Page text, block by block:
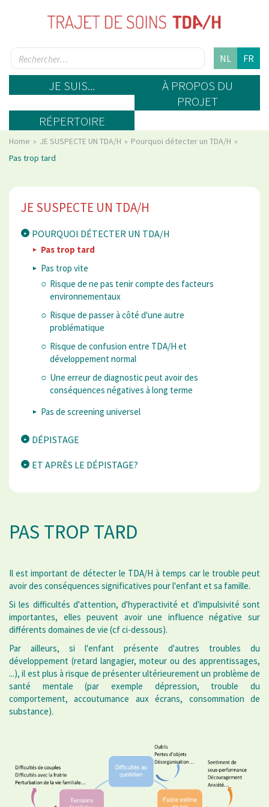
NL FR
JE SUIS...
À PROPOS DU
PROJET
RÉPERTOIRE
Home JE SUSPECTE UN TDA/H
Pourquoi détecter un TDA/H
Pas trop tard
JE SUSPECTE UN TDA/H
POURQUOI DÉTECTER UN TDA/H
Pas trop tard
Pas trop vite
Risque de ne pas tenir compte des facteurs
environnementaux
Risque de passer à côté d'une autre
problématique
Risque de confusion entre TDA/H et
développement normal
Une erreur de diagnostic peut avoir des
conséquences négatives à long terme
Pas de screening universel
DÉPISTAGE
ET APRÈS LE DÉPISTAGE?
PAS TROP TARD
Il est important de détecter le TDA/H à temps car le trouble peut
avoir des conséquences significatives pour l'enfant et sa famille.
Si les difficultés d'attention, d'hyperactivité et d'impulsivité sont
importantes, elles peuvent avoir une influence négative sur
différents domaines de vie (cf ci-dessous).
Par ailleurs, si l'enfant présente d'autres troubles du
développement (retard langagier, moteur ou des apprentissages,
...), il est plus à risque de présenter ultérieurement un problème de
santé mentale (par exemple dépression, trouble du
comportement, accoutumance aux écrans, consommation de
substance).